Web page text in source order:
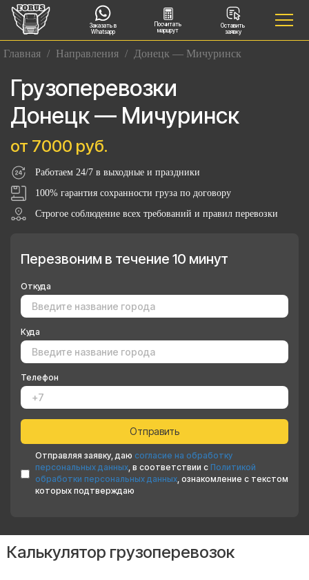
Заказать в
Whatsapp
Посчитать
маршрут
Оставить
заявку
Главная / Направления / Донецк — Мичуринск
Грузоперевозки
Донецк — Мичуринск
от 7000 руб.
Работаем 24/7 в выходные и праздники
100% гарантия сохранности груза по договору
Строгое соблюдение всех требований и правил перевозки
Перезвоним в течение 10 минут
Откуда
Куда
Телефон
Отправляя заявку, даю согласие на обработку
персональных данных, в соответствии с Политикой
обработки персональных данных, ознакомление с текстом
которых подтверждаю
Калькулятор грузоперевозок